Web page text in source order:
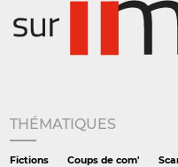
THÉMATIQUES
Fictions Coups de com'